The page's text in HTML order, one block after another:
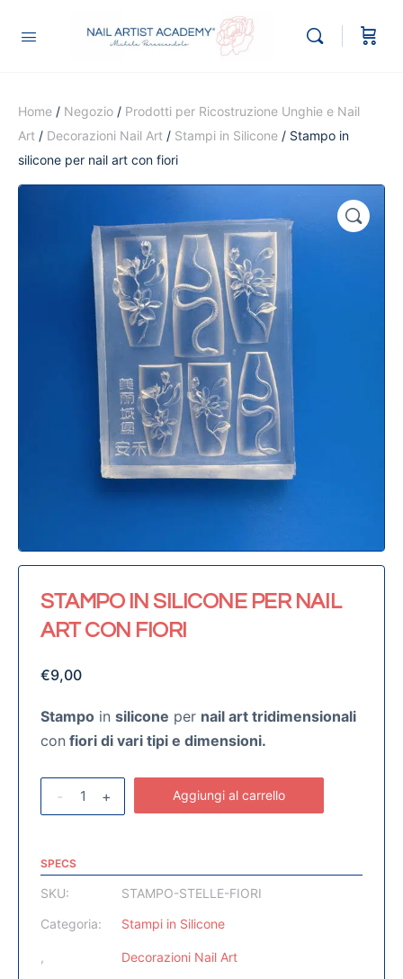
Home / Negozio / Prodotti per Ricostruzione Unghie e Nail
Art / Decorazioni Nail Art / Stampi in Silicone / Stampo in
silicone per nail art con fiori
🔍
STAMPO IN SILICONE PER NAIL
ART CON FIORI
€9,00
Stampo in silicone per nail art tridimensionali
con fiori di vari tipi e dimensioni.
- + Aggiungi al carrello
SPECS
SKU:
STAMPO-STELLE-FIORI
Categoria:
Stampi in Silicone
,
Decorazioni Nail Art